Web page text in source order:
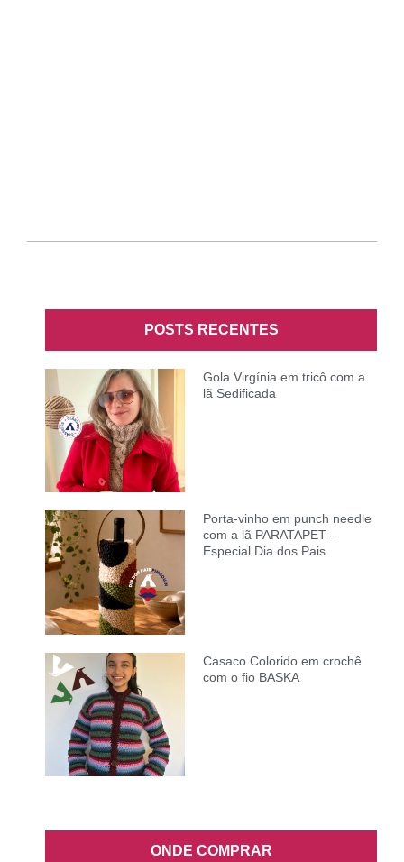
POSTS RECENTES
Gola Virgínia em tricô com a
lã Sedificada
Porta-vinho em punch needle
com a lã PARATAPET –
Especial Dia dos Pais
Casaco Colorido em crochê
com o fio BASKA
ONDE COMPRAR